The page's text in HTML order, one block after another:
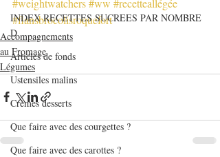
INDEX RECETTES SUCREES PAR NOMBRE
D
Articles de fonds
Ustensiles malins
Crèmes desserts
Que faire avec des courgettes ?
Que faire avec des carottes ?
#flansbrocolisroquefort
Accompagnements
au Fromage
Légumes